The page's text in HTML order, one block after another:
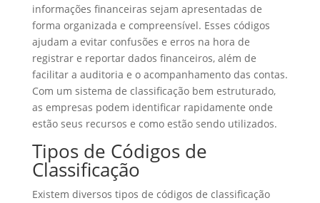
informações financeiras sejam apresentadas de
forma organizada e compreensível. Esses códigos
ajudam a evitar confusões e erros na hora de
registrar e reportar dados financeiros, além de
facilitar a auditoria e o acompanhamento das contas.
Com um sistema de classificação bem estruturado,
as empresas podem identificar rapidamente onde
estão seus recursos e como estão sendo utilizados.
Tipos de Códigos de
Classificação
Existem diversos tipos de códigos de classificação